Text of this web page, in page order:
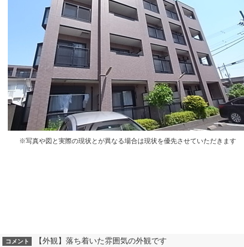
※写真や図と実際の現状とが異なる場合は現状を優先させていただきます
コメント 【外観】落ち着いた雰囲気の外観です